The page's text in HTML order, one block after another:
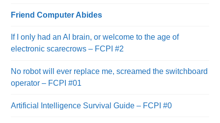
Friend Computer Abides
If I only had an AI brain, or welcome to the age of
electronic scarecrows – FCPI #2
No robot will ever replace me, screamed the switchboard
operator – FCPI #01
Artificial Intelligence Survival Guide – FCPI #0